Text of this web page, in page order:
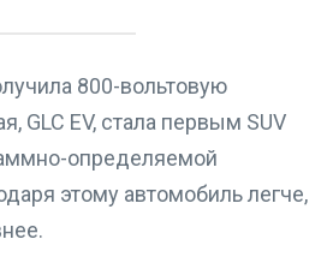
800-вольтовую
GLC EV, стала первым SUV
определяемой
этому автомобиль легче,